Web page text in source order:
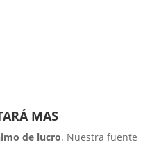
MAS
de lucro. Nuestra fuente